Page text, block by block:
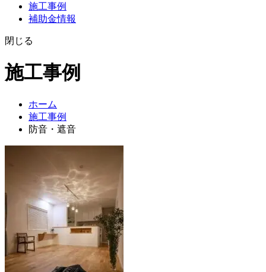
施工事例
補助金情報
閉じる
施工事例
ホーム
施工事例
防音・遮音